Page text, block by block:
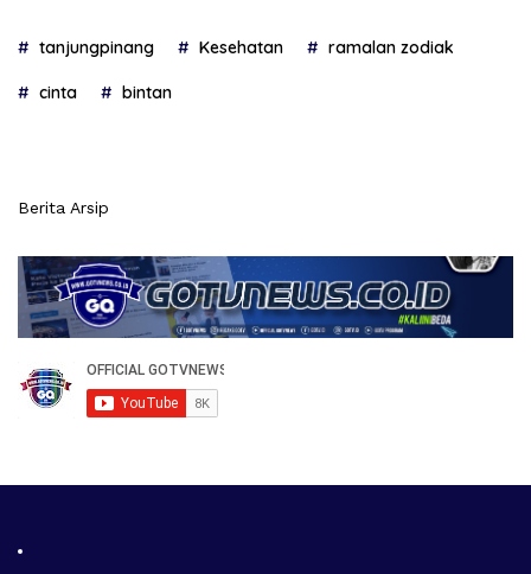
tanjungpinang Kesehatan ramalan zodiak
cinta bintan
Berita Arsip